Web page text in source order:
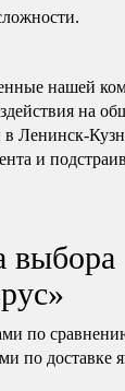
нашей
на
в Ленинск-
и
выбора
по
по доставке